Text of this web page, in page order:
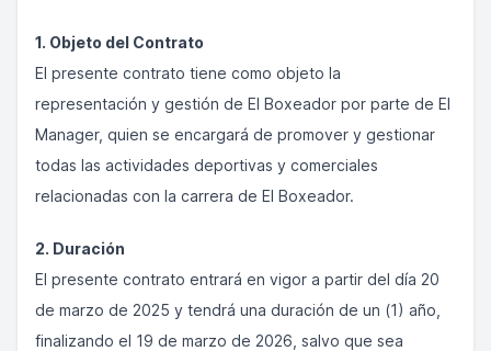
1. Objeto del Contrato
El presente contrato tiene como objeto la
representación y gestión de El Boxeador por parte de El
Manager, quien se encargará de promover y gestionar
todas las actividades deportivas y comerciales
relacionadas con la carrera de El Boxeador.
2. Duración
El presente contrato entrará en vigor a partir del día 20
de marzo de 2025 y tendrá una duración de un (1) año,
finalizando el 19 de marzo de 2026, salvo que sea